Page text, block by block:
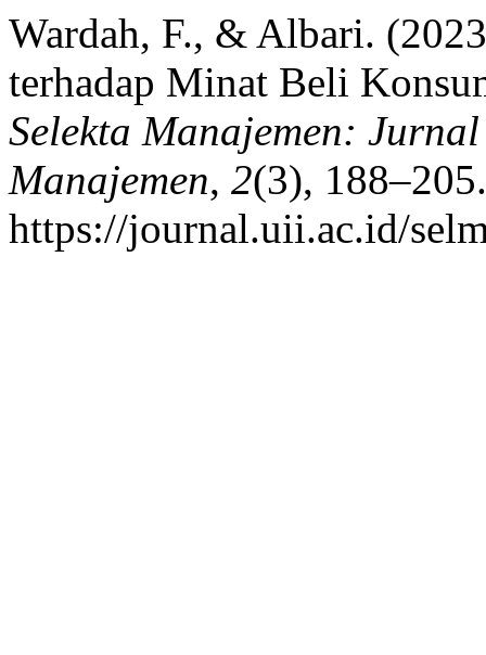
Wardah, F., & Albari.
terhadap Minat Beli
Selekta Manajemen:
Manajemen, 2(3),
https://journal.uii.ac.id/